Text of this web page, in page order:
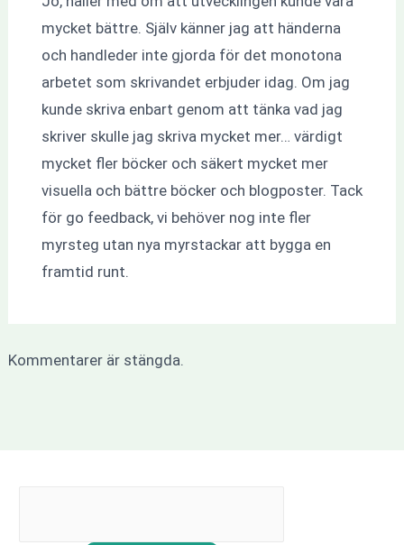
mycket bättre. Själv känner jag att händerna
och handleder inte gjorda för det monotona
arbetet som skrivandet erbjuder idag. Om jag
kunde skriva enbart genom att tänka vad jag
skriver skulle jag skriva mycket mer… värdigt
mycket fler böcker och säkert mycket mer
visuella och bättre böcker och blogposter. Tack
för go feedback, vi behöver nog inte fler
myrsteg utan nya myrstackar att bygga en
framtid runt.
Kommentarer är stängda.